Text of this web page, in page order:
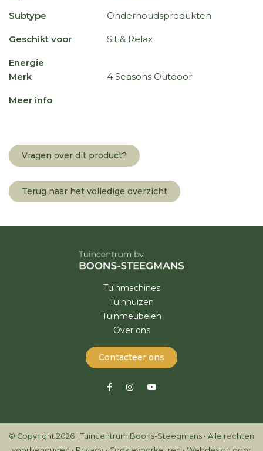
Subtype Onderhoudsprodukten
Geschikt voor Sit & Relax
Energie
Merk
4 Seasons Outdoor
Meer info
Vragen over dit product?
Terug naar het volledige overzicht
Tuinmachines
Tuinhuizen
Tuinmeubelen
Over ons
Contacteer ons
© Copyright 2026 | Tuincentrum Boons-Steegmans • Alle rechten